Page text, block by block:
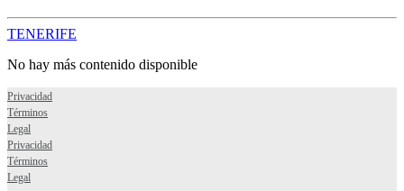
TENERIFE
No hay más contenido disponible
Privacidad
Términos
Legal
Privacidad
Términos
Legal